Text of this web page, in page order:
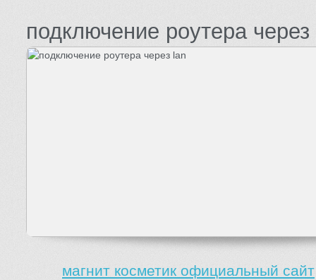
подключение роутера через
магнит косметик официальный сайт